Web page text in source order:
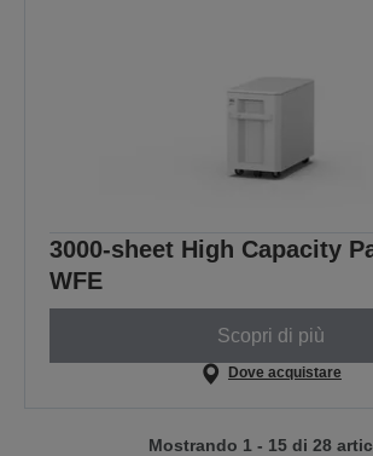
3000-sheet High Capacity
WFE
Scopri di più
Dove acquistare
Mostrando 1 - 15 di 28